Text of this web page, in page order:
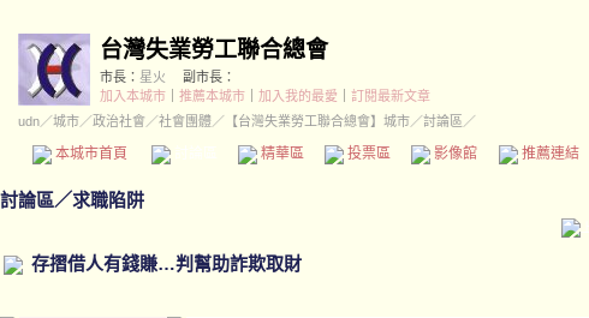
台灣失業勞工聯合總會
市長： 星火
副市長：
加入本城市
推薦本城市 加入我的最愛
訂閱最新文章
udn／城市／政治社會 ／社會團體／ 【台灣失業勞工聯合總會】城市／討論區／
本城市首頁 精華區 投票區 影像館 推薦連結
討論區／求職陷阱
存摺借人有錢賺…判幫助詐欺取財